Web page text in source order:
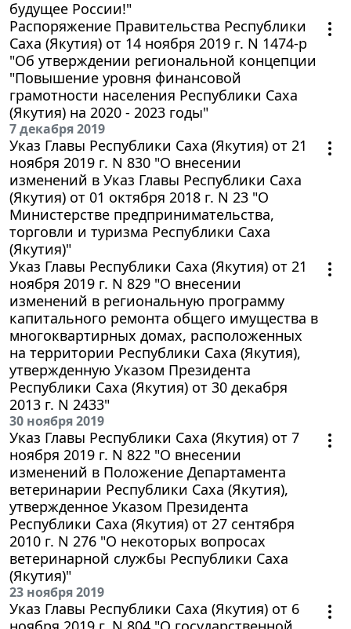
будущее России!"
Распоряжение Правительства Республики
Саха (Якутия) от 14 ноября 2019 г. N 1474-р
"Об утверждении региональной концепции
"Повышение уровня финансовой
грамотности населения Республики Саха
(Якутия) на 2020 - 2023 годы"
7 декабря 2019
Указ Главы Республики Саха (Якутия) от 21
ноября 2019 г. N 830 "О внесении
изменений в Указ Главы Республики Саха
(Якутия) от 01 октября 2018 г. N 23 "О
Министерстве предпринимательства,
торговли и туризма Республики Саха
(Якутия)"
Указ Главы Республики Саха (Якутия) от 21
ноября 2019 г. N 829 "О внесении
изменений в региональную программу
капитального ремонта общего имущества в
многоквартирных домах, расположенных
на территории Республики Саха (Якутия),
утвержденную Указом Президента
Республики Саха (Якутия) от 30 декабря
2013 г. N 2433"
30 ноября 2019
Указ Главы Республики Саха (Якутия) от 7
ноября 2019 г. N 822 "О внесении
изменений в Положение Департамента
ветеринарии Республики Саха (Якутия),
утвержденное Указом Президента
Республики Саха (Якутия) от 27 сентября
2010 г. N 276 "О некоторых вопросах
ветеринарной службы Республики Саха
(Якутия)"
23 ноября 2019
Указ Главы Республики Саха (Якутия) от 6